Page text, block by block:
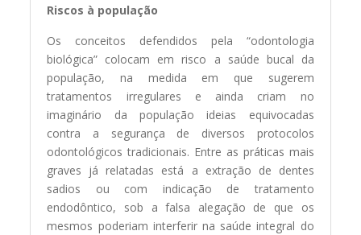
Riscos à população
Os conceitos defendidos pela “odontologia
biológica” colocam em risco a saúde bucal da
população, na medida em que sugerem
tratamentos irregulares e ainda criam no
imaginário da população ideias equivocadas
contra a segurança de diversos protocolos
odontológicos tradicionais. Entre as práticas mais
graves já relatadas está a extração de dentes
sadios ou com indicação de tratamento
endodôntico, sob a falsa alegação de que os
mesmos poderiam interferir na saúde integral do